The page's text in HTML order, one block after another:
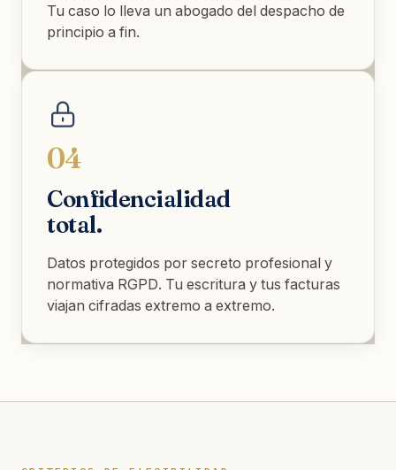
Tu caso lo lleva un abogado del despacho de
principio a fin.
04
Confidencialidad
total.
Datos protegidos por secreto profesional y
normativa RGPD. Tu escritura y tus facturas
viajan cifradas extremo a extremo.